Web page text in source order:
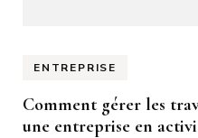
ENTREPRISE
Comment gérer les
une entreprise en